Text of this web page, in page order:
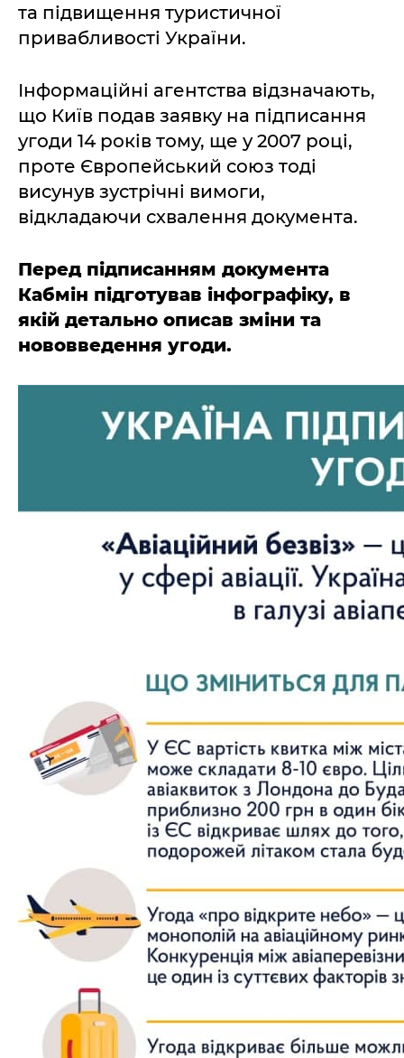
та підвищення туристичної
привабливості України.
Інформаційні агентства відзначають,
що Київ подав заявку на підписання
угоди 14 років тому, ще у 2007 році,
проте Європейський союз тоді
висунув зустрічні вимоги,
відкладаючи схвалення документа.
Перед підписанням документа
Кабмін підготував інфографіку, в
якій детально описав зміни та
нововведення угоди.